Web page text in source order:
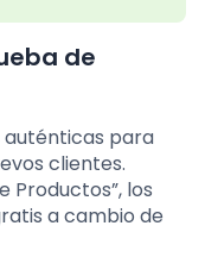
de
auténticas para
clientes.
Productos”, los
a cambio de